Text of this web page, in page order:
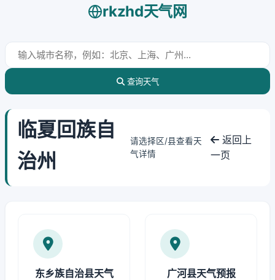
rkzhd天气网
查询天气
临夏回族自
治州
请选择区/县查看天
气详情
返回上
一页
东乡族自治县天气
广河县天气预报